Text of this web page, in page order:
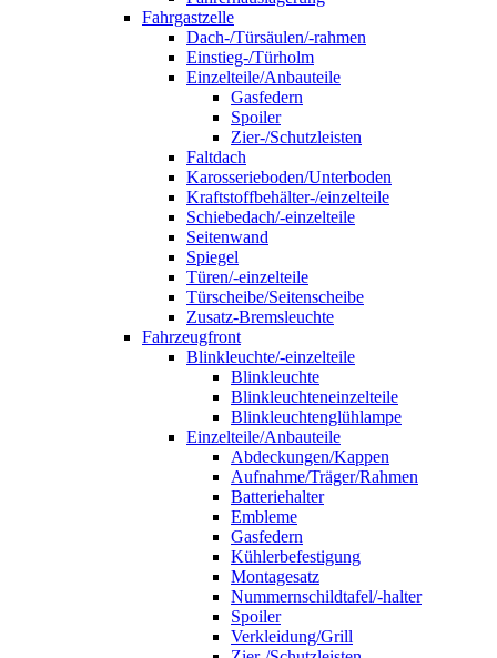
Fahrgastzelle
Dach-/Türsäulen/-rahmen
Einstieg-/Türholm
Einzelteile/Anbauteile
Gasfedern
Spoiler
Zier-/Schutzleisten
Faltdach
Karosserieboden/Unterboden
Kraftstoffbehälter-/einzelteile
Schiebedach/-einzelteile
Seitenwand
Spiegel
Türen/-einzelteile
Türscheibe/Seitenscheibe
Zusatz-Bremsleuchte
Fahrzeugfront
Blinkleuchte/-einzelteile
Blinkleuchte
Blinkleuchteneinzelteile
Blinkleuchtenglühlampe
Einzelteile/Anbauteile
Abdeckungen/Kappen
Aufnahme/Träger/Rahmen
Batteriehalter
Embleme
Gasfedern
Kühlerbefestigung
Montagesatz
Nummernschildtafel/-halter
Spoiler
Verkleidung/Grill